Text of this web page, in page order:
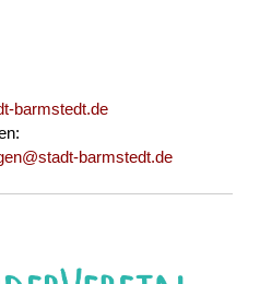
barmstedt.de
barmstedt.de